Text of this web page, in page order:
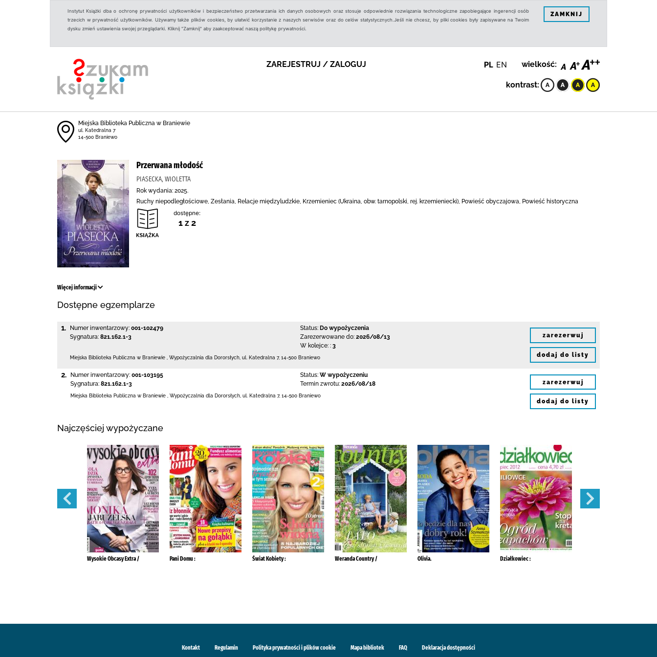
Instytut Książki dba o ochronę prywatności użytkowników i bezpieczeństwo przetwarzania ich danych osobowych oraz stosuje odpowiednie rozwiązania technologiczne zapobiegające ingerencji osób
trzecich w prywatność użytkowników. Używamy także plików cookies, by ułatwić korzystanie z naszych serwisów oraz do celów statystycznych.Jeśli nie chcesz, by pliki cookies były zapisywane na Twoim
dysku zmień ustawienia swojej przeglądarki. Kliknij "Zamknij" aby zaakceptować naszą politykę prywatności.
ZAMKNIJ
ZAREJESTRUJ / ZALOGUJ PL EN wielkość:
kontrast:
Miejska Biblioteka Publiczna w Braniewie
ul. Katedralna 7
14-500 Braniewo
Przerwana młodość
PIASECKA, WIOLETTA
Rok wydania: 2025.
Ruchy niepodległościowe, Zesłania, Relacje międzyludzkie, Krzemieniec (Ukraina, obw. tarnopolski, rej. krzemieniecki), Powieść obyczajowa, Powieść historyczna
dostępne:
1 z 2
Więcej informacji
Dostępne egzemplarze
1. Numer inwentarzowy: 001-102479
Sygnatura: 821.162.1-3
Status: Do wypożyczenia
Zarezerwowane do: 2026/08/13
W kolejce: : 3
Miejska Biblioteka Publiczna w Braniewie Wypożyczalnia dla Dororsłych, ul. Katedralna 7, 14-500 Braniewo
zarezerwuj
dodaj do listy
2. Numer inwentarzowy: 001-103195
Sygnatura: 821.162.1-3
Status: W wypożyczeniu
Termin zwrotu: 2026/08/18
Miejska Biblioteka Publiczna w Braniewie Wypożyczalnia dla Dororsłych, ul. Katedralna 7, 14-500 Braniewo
zarezerwuj
dodaj do listy
Najczęściej wypożyczane
Wysokie Obcasy Extra / Pani Domu : Świat Kobiety : Weranda Country / Olivia. Działkowiec :
Kontakt Regulamin Polityka prywatności i plików cookie Mapa bibliotek FAQ Deklaracja dostępności